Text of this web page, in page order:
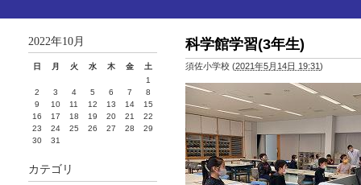
科学館学習(3年生)
須佐小学校 (2021年5月14日 19:31)
2022年10月
日 月 火 水 木 金
土
1
2
3 4 5 6 7
8
9
10 11 12 13 14
15
16
17 18 19 20 21
22
23
24 25 26 27 28
29
30
31
カテゴリ